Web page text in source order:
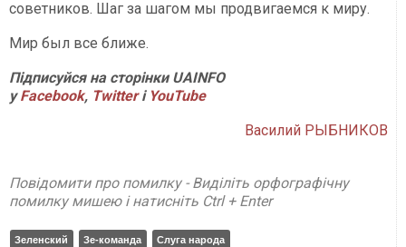
советников. Шаг за шагом мы продвигаемся к миру.
Мир был все ближе.
Підписуйся на сторінки UAINFO
уFacebook, Twitterі YouTube
Василий РЫБНИКОВ
Повідомити про помилку - Виділіть орфографічну
помилку мишею і натисніть Ctrl + Enter
Зеленский Зе-команда Слуга народа